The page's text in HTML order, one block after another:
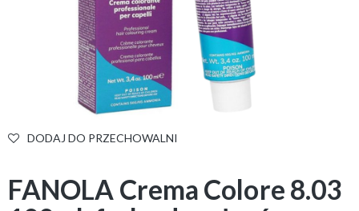
DODAJ DO PRZECHOWALNI
FANOLA Crema Colore 8.03